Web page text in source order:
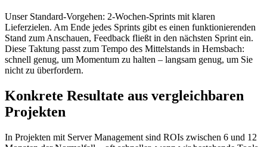
Unser Standard-Vorgehen: 2-Wochen-Sprints mit klaren
Lieferzielen. Am Ende jedes Sprints gibt es einen funktionierenden
Stand zum Anschauen, Feedback fließt in den nächsten Sprint ein.
Diese Taktung passt zum Tempo des Mittelstands in Hemsbach:
schnell genug, um Momentum zu halten – langsam genug, um Sie
nicht zu überfordern.
Konkrete Resultate aus vergleichbaren
Projekten
In Projekten mit Server Management sind ROIs zwischen 6 und 12